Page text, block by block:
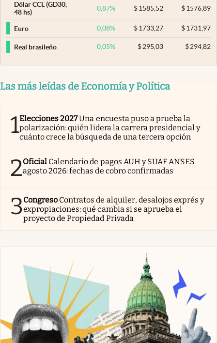
Dólar CCL (GD30,
48 hs)
0,87% $ 1585,52 $1576,89
Euro 0,08% $ 1733,27 $1731,97
Real brasileño 0,05% $295,03 $294,82
Las más leídas de Economía y Política
1Elecciones 2027Una encuesta puso a prueba la
polarización: quién lidera la carrera presidencial y
cuánto crece la búsqueda de una tercera opción
2Oficial Calendario de pagos AUH y SUAF ANSES
agosto 2026: fechas de cobro confirmadas
3Congreso Contratos de alquiler, desalojos exprés y
expropiaciones: qué cambia si se aprueba el
proyecto de Propiedad Privada